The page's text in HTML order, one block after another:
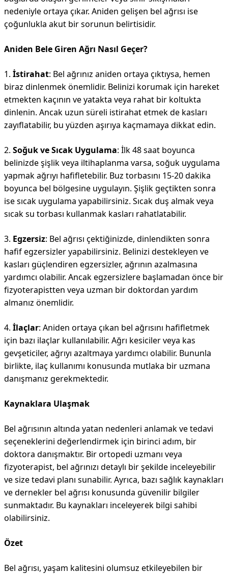
nedeniyle ortaya çıkar. Aniden gelişen bel ağrısı ise
çoğunlukla akut bir sorunun belirtisidir.
Aniden Bele Giren Ağrı Nasıl Geçer?
1. İstirahat: Bel ağrınız aniden ortaya çıktıysa, hemen
biraz dinlenmek önemlidir. Belinizi korumak için hareket
etmekten kaçının ve yatakta veya rahat bir koltukta
dinlenin. Ancak uzun süreli istirahat etmek de kasları
zayıflatabilir, bu yüzden aşırıya kaçmamaya dikkat edin.
2. Soğuk ve Sıcak Uygulama: İlk 48 saat boyunca
belinizde şişlik veya iltihaplanma varsa, soğuk uygulama
yapmak ağrıyı hafifletebilir. Buz torbasını 15-20 dakika
boyunca bel bölgesine uygulayın. Şişlik geçtikten sonra
ise sıcak uygulama yapabilirsiniz. Sıcak duş almak veya
sıcak su torbası kullanmak kasları rahatlatabilir.
3. Egzersiz: Bel ağrısı çektiğinizde, dinlendikten sonra
hafif egzersizler yapabilirsiniz. Belinizi destekleyen ve
kasları güçlendiren egzersizler, ağrının azalmasına
yardımcı olabilir. Ancak egzersizlere başlamadan önce bir
fizyoterapistten veya uzman bir doktordan yardım
almanız önemlidir.
4. İlaçlar: Aniden ortaya çıkan bel ağrısını hafifletmek
için bazı ilaçlar kullanılabilir. Ağrı kesiciler veya kas
gevşeticiler, ağrıyı azaltmaya yardımcı olabilir. Bununla
birlikte, ilaç kullanımı konusunda mutlaka bir uzmana
danışmanız gerekmektedir.
Kaynaklara Ulaşmak
Bel ağrısının altında yatan nedenleri anlamak ve tedavi
seçeneklerini değerlendirmek için birinci adım, bir
doktora danışmaktır. Bir ortopedi uzmanı veya
fizyoterapist, bel ağrınızı detaylı bir şekilde inceleyebilir
ve size tedavi planı sunabilir. Ayrıca, bazı sağlık kaynakları
ve dernekler bel ağrısı konusunda güvenilir bilgiler
sunmaktadır. Bu kaynakları inceleyerek bilgi sahibi
olabilirsiniz.
Özet
Bel ağrısı, yaşam kalitesini olumsuz etkileyebilen bir